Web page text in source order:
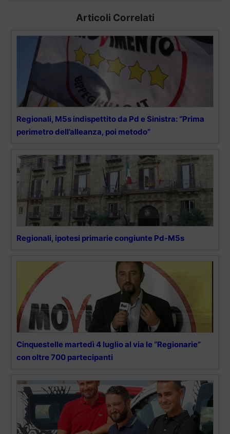
Articoli Correlati
Regionali, M5s indispettito da Pd e Sinistra: “Prima
perimetro dell’alleanza, poi metodo”
Regionali, ipotesi primarie congiunte Pd-M5s
Cinquestelle martedì 4 luglio al via le “Regionarie”
con oltre 700 partecipanti